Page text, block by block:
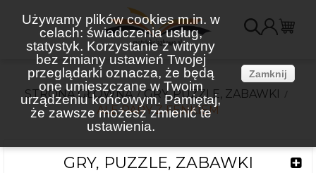
Używamy plików cookies m.in. w
celach: świadczenia usług,
statystyk. Korzystanie z witryny
bez zmiany ustawień Twojej
przeglądarki oznacza, że będą
one umieszczane w Twoim
urządzeniu końcowym. Pamiętaj,
że zawsze możesz zmienić te
ustawienia.
Zamknij
STRONA GŁÓWNA
GRY, PUZZLE, ZABAWKI
ALE PARY Z FENKIEM
GRY, PUZZLE, ZABAWKI